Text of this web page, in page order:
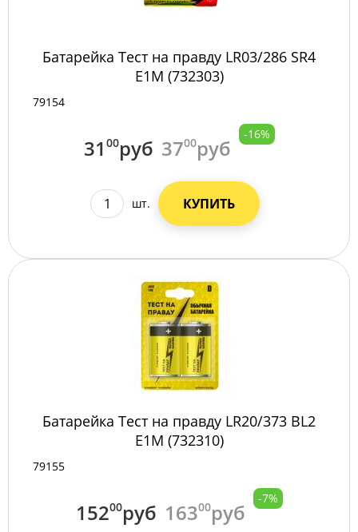
Батарейка Тест на правду LR03/286 SR4
E1M (732303)
79154
31 00руб 3700руб
-16%
шт. КУПИТЬ
Батарейка Тест на правду LR20/373 BL2
E1M (732310)
79155
15200руб 16300руб
-7%